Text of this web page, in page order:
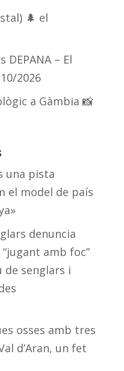
🌲 el
DEPANA – El
2026
a Gàmbia 📸
una pista
el model de país
denuncia
amb foc”
de senglars i
osses amb tres
d’Aran, un fet